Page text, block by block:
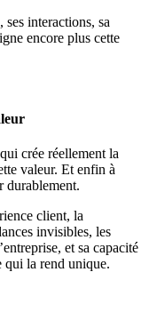
interactions, sa
encore plus cette
crée réellement la
valeur. Et enfin à
durablement.
client, la
invisibles, les
et sa capacité
qui la rend unique.